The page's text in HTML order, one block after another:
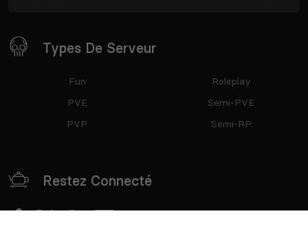
Types De Serveur
Fun
PVE
PVP
Roleplay
Semi-PVE
Semi-RP
Restez Connecté